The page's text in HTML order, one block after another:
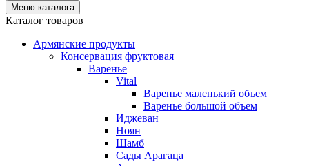
Меню каталога
Каталог товаров
Армянские продукты
Консервация фруктовая
Варенье
Vital
Варенье маленький объем
Варенье большой объем
Иджеван
Ноян
Шамб
Сады Арагаца